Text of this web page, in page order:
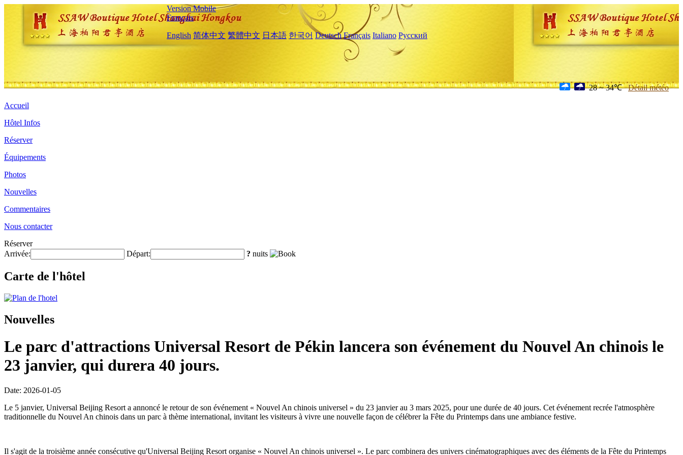
Version Mobile
Français
English 简体中文 繁體中文 日本語 한국어 Deutsch Français Italiano Русский
28 ~ 34℃ Détail météo
Accueil
Hôtel Infos
Réserver
Équipements
Photos
Nouvelles
Commentaires
Nous contacter
Réserver
Arrivée:
Départ: ? nuits
Carte de l'hôtel
Nouvelles
Le parc d'attractions Universal Resort de Pékin lancera son événement du Nouvel An chinois le
23 janvier, qui durera 40 jours.
Date: 2026-01-05
Le 5 janvier, Universal Beijing Resort a annoncé le retour de son événement « Nouvel An chinois universel » du 23 janvier au 3 mars 2025, pour une durée de 40 jours. Cet événement recrée l'atmosphère
traditionnelle du Nouvel An chinois dans un parc à thème international, invitant les visiteurs à vivre une nouvelle façon de célébrer la Fête du Printemps dans une ambiance festive.
Il s'agit de la troisième année consécutive qu'Universal Beijing Resort organise « Nouvel An chinois universel ». Le parc combinera des univers cinématographiques avec des éléments de la Fête du Printemps